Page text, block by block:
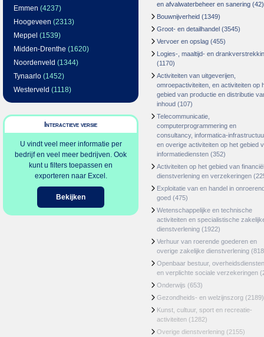
Emmen (4237)
Hoogeveen (2313)
Meppel (1539)
Midden-Drenthe (1620)
Noordenveld (1344)
Tynaarlo (1452)
Westerveld (1118)
Interactieve versie
U vindt veel meer informatie per
bedrijf en veel meer bedrijven. Ook
kunt u filters toepassen en
exporteren naar Excel.
Bekijken
en afvalwaterbeheer en sanering (42)
Bouwnijverheid (1349)
Groot- en detailhandel (3545)
Vervoer en opslag (455)
Logies-, maaltijd- en
(1170)
Activiteiten van uitgeverijen,
omroepactiviteiten, en activiteiten op
gebied van productie en distributie
inhoud (107)
Telecommunicatie,
computerprogrammering en
consultancy, informatica-
en overige activiteiten op het gebied
informatiediensten (352)
Activiteiten op het gebied van
dienstverlening en verzekeringen
Exploitatie van en handel in
goed (475)
Wetenschappelijke en technische
activiteiten en specialistische
dienstverlening (1922)
Verhuur van roerende goederen en
overige zakelijke dienstverlening
Openbaar bestuur, overheidsdiensten
en verplichte sociale verzekeringen
Onderwijs (653)
Gezondheids- en welzijnszorg (2189)
Kunst, cultuur, sport en recreatie-
activiteiten (1282)
Overige dienstverlening (2155)